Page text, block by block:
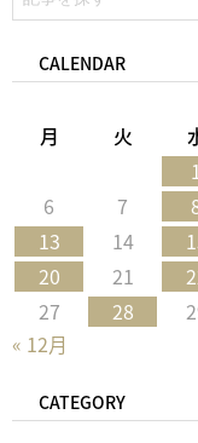
CALENDAR
月 火
« 12月
6
7
13
14
20
21
27
28
CATEGORY